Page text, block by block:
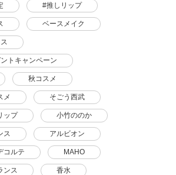
#推しリップ
ベースメイク
トキャンペーン
秋コスメ
メ そごう西武
ップ 小竹ののか
ス アルビオン
コルテ MAHO
ンス 香水